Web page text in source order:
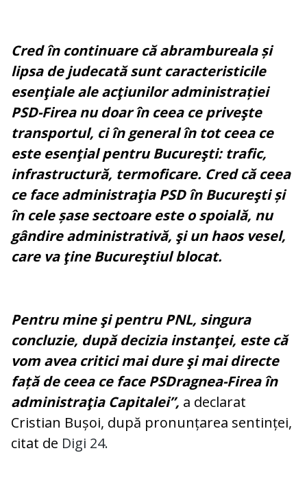
Cred în continuare că abrambureala și
lipsa de judecată sunt caracteristicile
esenţiale ale acţiunilor administrației
PSD-Firea nu doar în ceea ce priveşte
transportul, ci în general în tot ceea ce
este esenţial pentru Bucureşti: trafic,
infrastructură, termoficare. Cred că ceea
ce face administraţia PSD în Bucureşti și
în cele șase sectoare este o spoială, nu
gândire administrativă, şi un haos vesel,
care va ţine Bucureştiul blocat.
Pentru mine şi pentru PNL, singura
concluzie, după decizia instanţei, este că
vom avea critici mai dure şi mai directe
față de ceea ce face PSDragnea-Firea în
administraţia Capitalei”, a declarat
Cristian Bușoi, după pronunțarea sentinței,
citat de Digi 24.